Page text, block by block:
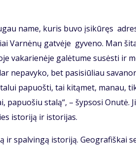
name, kuris buvo įsikūręs
Varnėnų gatvėje gyveno. Man
vakarienėje galėtume susėsti ir
nepavyko, bet pasisiūliau
papuošti, tai kitąmet, manau,
stalą“, – šypsosi Onutė.
istoriją ir istorijas.
ir spal­vin­gą is­to­ri­ją. Ge­og­ra­fiš­kai